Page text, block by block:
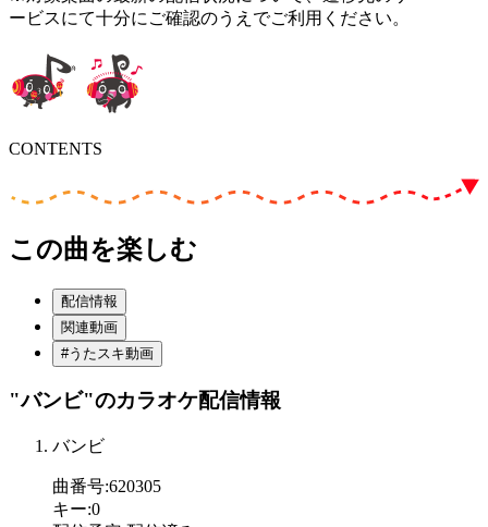
ービスにて十分にご確認のうえでご利用ください。
CONTENTS
この曲を楽しむ
配信情報
関連動画
#うたスキ動画
"バンビ"のカラオケ配信情報
バンビ
曲番号:620305
キー:0